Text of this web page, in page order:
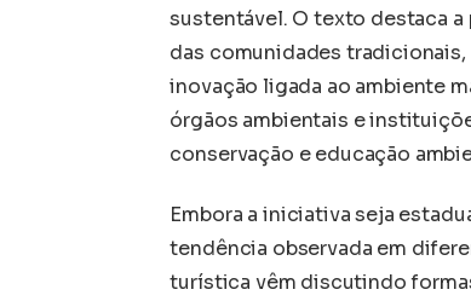
sustentável. O texto destaca
das comunidades
inovação ligada ao ambiente
órgãos ambientais e
conservação e educação
Embora a iniciativa seja
tendência observada em
turística vêm discutindo